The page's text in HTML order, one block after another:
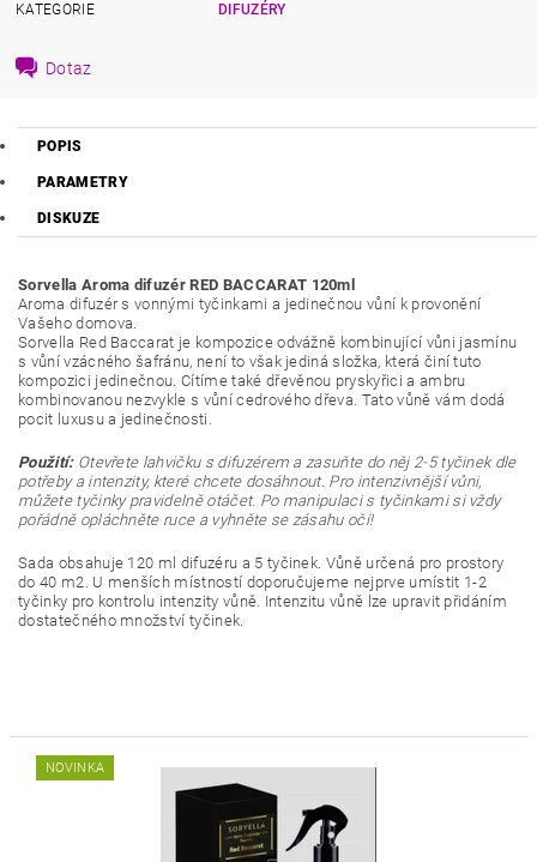
KATEGORIE
DIFUZÉRY
Dotaz
POPIS
PARAMETRY
DISKUZE
Sorvella Aroma difuzér RED BACCARAT 120ml
Aroma difuzér s vonnými tyčinkami a jedinečnou vůní k provonění
Vašeho domova.
Sorvella Red Baccarat je kompozice odvážně kombinující vůni jasmínu
s vůní vzácného šafránu, není to však jediná složka, která činí tuto
kompozici jedinečnou. Cítíme také dřevěnou pryskyřici a ambru
kombinovanou nezvykle s vůní cedrového dřeva. Tato vůně vám dodá
pocit luxusu a jedinečnosti.
Použití:Otevřete lahvičku s difuzérem a zasuňte do něj 2-5 tyčinek dle
potřeby a intenzity, které chcete dosáhnout. Pro intenzivnější vůni,
můžete tyčinky pravidelně otáčet. Po manipulaci s tyčinkami si vždy
pořádně opláchněte ruce a vyhněte se zásahu očí!
Sada obsahuje 120 ml difuzéru a 5 tyčinek. Vůně určená pro prostory
do 40 m2. U menších místností doporučujeme nejprve umístit 1-2
tyčinky pro kontrolu intenzity vůně. Intenzitu vůně lze upravit přidáním
dostatečného množství tyčinek.
NOVINKA